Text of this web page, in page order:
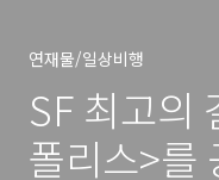
연재물/일상비행
SF 최고의
폴리스>를